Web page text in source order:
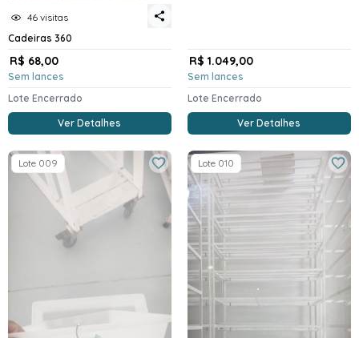
46 visitas
Cadeiras 360
R$ 68,00
Sem lances
Lote Encerrado
Ver Detalhes
R$ 1.049,00
Sem lances
Lote Encerrado
Ver Detalhes
Lote 009 Lote 010